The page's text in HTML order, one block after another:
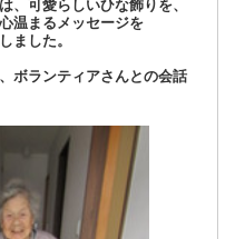
、可愛らしいひな飾りを、
温まるメッセージを
ました。
ボランティアさんとの会話